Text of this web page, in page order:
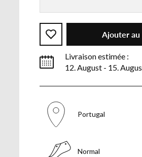
Ajouter au
Livraison estimée :
12. August - 15.
Portugal
Normal